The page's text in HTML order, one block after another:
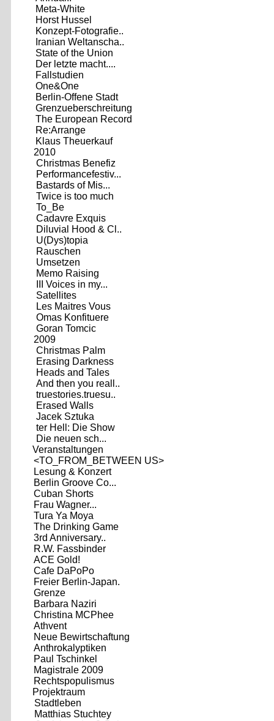
Meta-White
Horst Hussel
Konzept-Fotografie..
Iranian Weltanscha..
State of the Union
Der letzte macht....
Fallstudien
One&One
Berlin-Offene Stadt
Grenzueberschreitung
The European Record
Re:Arrange
Klaus Theuerkauf
2010
Christmas Benefiz
Performancefestiv...
Bastards of Mis...
Twice is too much
To_Be
Cadavre Exquis
Diluvial Hood & Cl..
U(Dys)topia
Rauschen
Umsetzen
Memo Raising
III Voices in my...
Satellites
Les Maitres Vous
Omas Konfituere
Goran Tomcic
2009
Christmas Palm
Erasing Darkness
Heads and Tales
And then you reall..
truestories.truesu..
Erased Walls
Jacek Sztuka
ter Hell: Die Show
Die neuen sch...
Veranstaltungen
<TO_FROM_BETWEEN US>
Lesung & Konzert
Berlin Groove Co...
Cuban Shorts
Frau Wagner...
Tura Ya Moya
The Drinking Game
3rd Anniversary..
R.W. Fassbinder
ACE Gold!
Cafe DaPoPo
Freier Berlin-Japan.
Grenze
Barbara Naziri
Christina MCPhee
Athvent
Neue Bewirtschaftung
Anthrokalyptiken
Paul Tschinkel
Magistrale 2009
Rechtspopulismus
Projektraum
Stadtleben
Matthias Stuchtey